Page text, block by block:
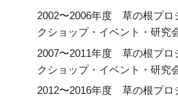
2002〜2006年度 草の根プロ
クショップ・イベント・研究
2007〜2011年度 草の根プロ
クショップ・イベント・研究
2012〜2016年度 草の根プロ